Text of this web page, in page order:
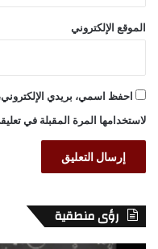
الموقع الإلكتروني
احفظ اسمي، بريدي
لاستخدامها المرة المقبلة في
رؤى منطقية